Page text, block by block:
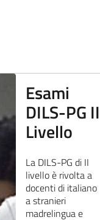
Esami
DILS-PG II
Livello
La DILS-PG di II
livello è rivolta a
docenti di italiano
a stranieri
madrelingua e